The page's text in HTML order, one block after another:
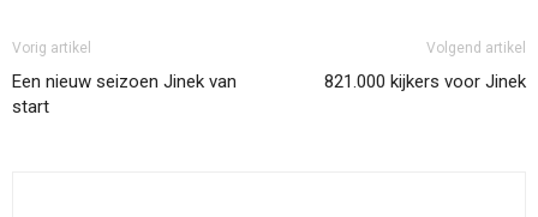
Vorig artikel
Een nieuw seizoen Jinek van
start
Volgend artikel
821.000 kijkers voor Jinek